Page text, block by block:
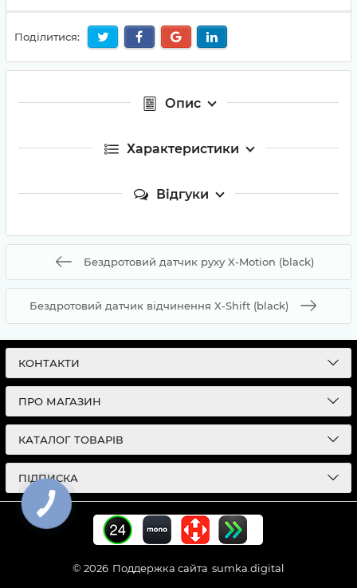
Поділитися:
Опис
Характеристики
Відгуки
Бездротовий датчик руху X-Motion (black)
Бездротовий датчик відчинення X-Shift (black)
КОНТАКТИ
ПРО МАГАЗИН
КАТАЛОГ ТОВАРІВ
ПІДПИСКА
© 2026 Поддержка сайта sumka.digital